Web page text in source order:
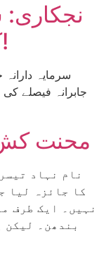
نجکاری:
کش خواتین پر ایک وار!
سرمایہ
جابرانہ فیصلے
محنت کش
نام نہاد
کا جائزہ لیا
نہیں۔ ایک طرف
بندھن۔ لیکن